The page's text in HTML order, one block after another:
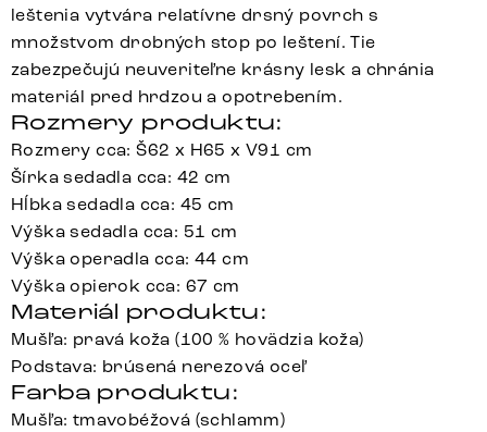
leštenia vytvára relatívne drsný povrch s
množstvom drobných stop po leštení. Tie
zabezpečujú neuveriteľne krásny lesk a chránia
materiál pred hrdzou a opotrebením.
Rozmery produktu:
Rozmery cca: Š62 x H65 x V91 cm
Šírka sedadla cca: 42 cm
Hĺbka sedadla cca: 45 cm
Výška sedadla cca: 51 cm
Výška operadla cca: 44 cm
Výška opierok cca: 67 cm
Materiál produktu:
Mušľa: pravá koža (100 % hovädzia koža)
Podstava: brúsená nerezová oceľ
Farba produktu:
Mušľa: tmavobéžová (schlamm)